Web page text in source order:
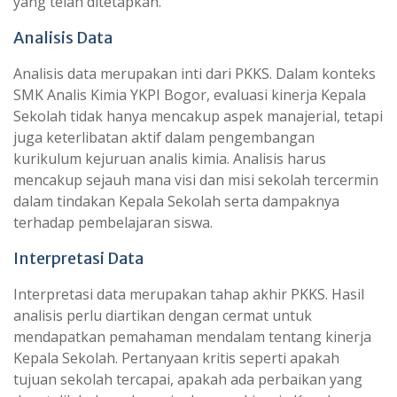
Analisis Data
Analisis data merupakan inti dari PKKS. Dalam konteks
SMK Analis Kimia YKPI Bogor, evaluasi kinerja Kepala
Sekolah tidak hanya mencakup aspek manajerial, tetapi
juga keterlibatan aktif dalam pengembangan
kurikulum kejuruan analis kimia. Analisis harus
mencakup sejauh mana visi dan misi sekolah tercermin
dalam tindakan Kepala Sekolah serta dampaknya
terhadap pembelajaran siswa.
Interpretasi Data
Interpretasi data merupakan tahap akhir PKKS. Hasil
analisis perlu diartikan dengan cermat untuk
mendapatkan pemahaman mendalam tentang kinerja
Kepala Sekolah. Pertanyaan kritis seperti apakah
tujuan sekolah tercapai, apakah ada perbaikan yang